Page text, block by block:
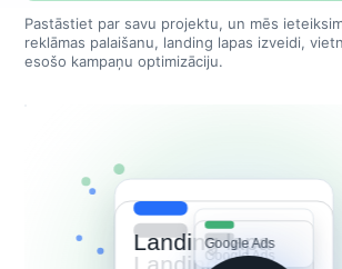
Pastāstiet par savu projektu, un mēs
reklāmas palaišanu, landing lapas izveidi,
esošo kampaņu optimizāciju.